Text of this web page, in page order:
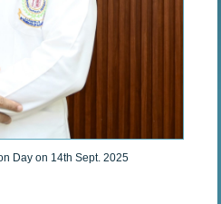
Day on 14th Sept. 2025